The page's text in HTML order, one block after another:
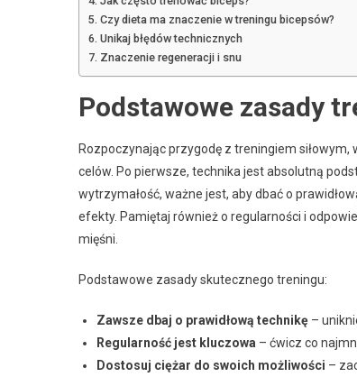
Czy dieta ma znaczenie w treningu bicepsów?
Unikaj błędów technicznych
Znaczenie regeneracji i snu
Podstawowe zasady
Rozpoczynając przygodę z treningiem
celów. Po pierwsze, technika jest absolutną
wytrzymałość, ważne jest, aby dbać o
efekty. Pamiętaj również o regularności i
mięśni.
Podstawowe zasady skutecznego treningu:
Zawsze dbaj o prawidłową technikę –
Regularność jest kluczowa – ćwicz co
Dostosuj ciężar do swoich możliwości –